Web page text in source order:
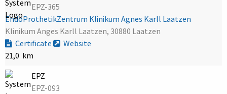
EPZ-365
EndoProthetikZentrum Klinikum Agnes Karll Laatzen
Klinikum Anges Karll Laatzen, 30880 Laatzen
Certificate
Website
21,0 km
EPZ
EPZ-093